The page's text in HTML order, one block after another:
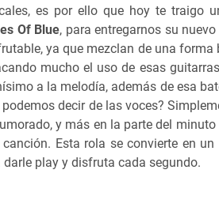
es por ello que hoy te traigo
Of Blue, para entregarnos su
ya que mezclan de una forma
mucho el uso de esas
a la melodía, además de esa
podemos decir de las voces?
y más en la parte del
Esta rola se convierte en
darle play y disfruta cada segundo.